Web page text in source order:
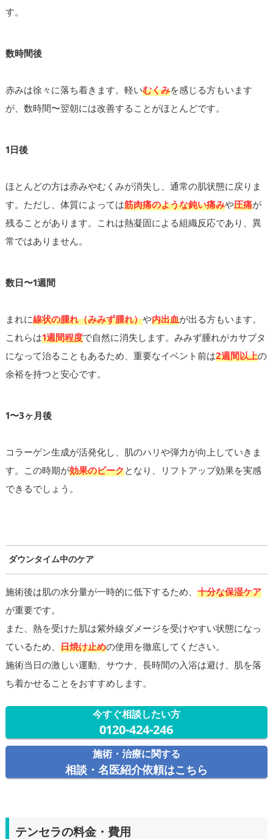
す。
数時間後
赤みは徐々に落ち着きます。軽いむくみを感じる方もいます
が、数時間〜翌朝には改善することがほとんどです。
1日後
ほとんどの方は赤みやむくみが消失し、通常の肌状態に戻りま
す。ただし、体質によっては筋肉痛のような鈍い痛みや圧痛が
残ることがあります。これは熱凝固による組織反応であり、異
常ではありません。
数日〜1週間
まれに線状の腫れ（みみず腫れ）や内出血が出る方もいます。
これらは1週間程度で自然に消失します。みみず腫れがカサブタ
になって治ることもあるため、重要なイベント前は2週間以上の
余裕を持つと安心です。
1〜3ヶ月後
コラーゲン生成が活発化し、肌のハリや弾力が向上していきま
す。この時期が効果のピークとなり、リフトアップ効果を実感
できるでしょう。
ダウンタイム中のケア
施術後は肌の水分量が一時的に低下するため、 十分な保湿ケア
が重要です。
また、熱を受けた肌は紫外線ダメージを受けやすい状態になっ
ているため、 日焼け止めの使用を徹底してください。
施術当日の激しい運動、サウナ、長時間の入浴は避け、肌を落
ち着かせることをおすすめします。
今すぐ相談したい方
0120-424-246
施術・治療に関する
相談・名医紹介依頼はこちら
テンセラの料金・費用